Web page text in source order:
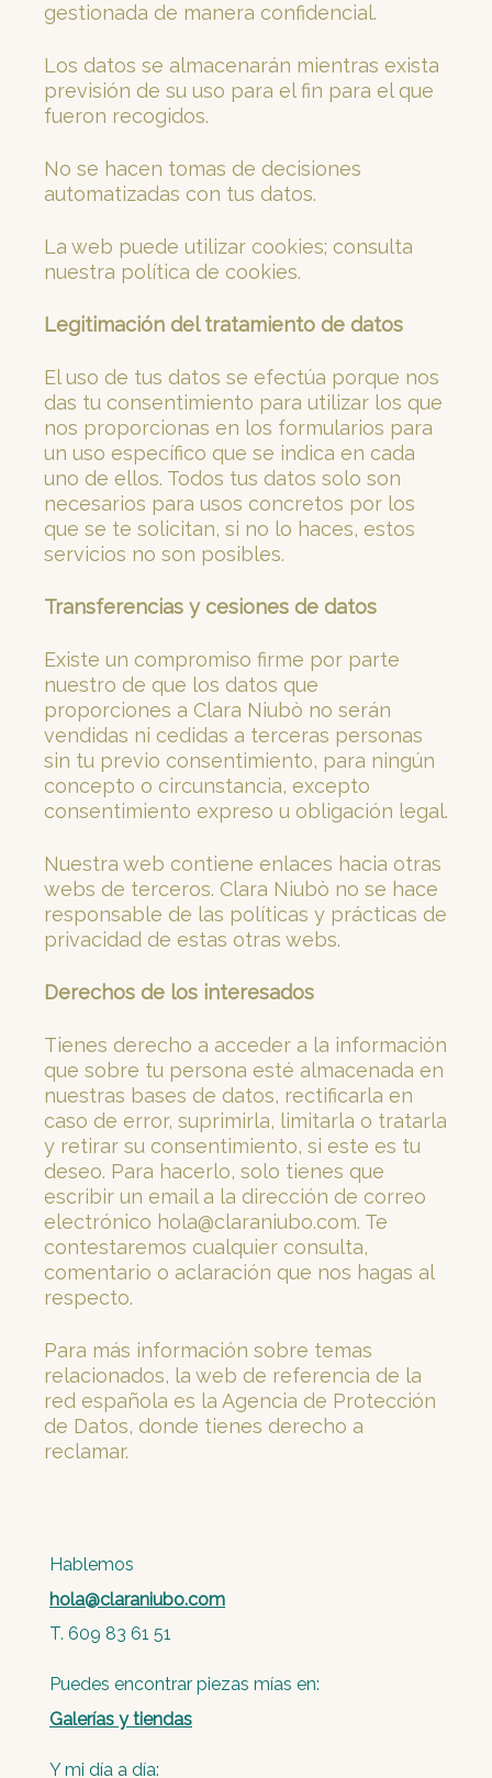
gestionada de manera confidencial.
Los datos se almacenarán mientras exista
previsión de su uso para el fin para el que
fueron recogidos.
No se hacen tomas de decisiones
automatizadas con tus datos.
La web puede utilizar cookies; consulta
nuestra política de cookies.
Legitimación del tratamiento de datos
El uso de tus datos se efectúa porque nos
das tu consentimiento para utilizar los que
nos proporcionas en los formularios para
un uso específico que se indica en cada
uno de ellos. Todos tus datos solo son
necesarios para usos concretos por los
que se te solicitan, si no lo haces, estos
servicios no son posibles.
Transferencias y cesiones de datos
Existe un compromiso firme por parte
nuestro de que los datos que
proporciones a Clara Niubò no serán
vendidas ni cedidas a terceras personas
sin tu previo consentimiento, para ningún
concepto o circunstancia, excepto
consentimiento expreso u obligación legal.
Nuestra web contiene enlaces hacia otras
webs de terceros. Clara Niubò no se hace
responsable de las políticas y prácticas de
privacidad de estas otras webs.
Derechos de los interesados
Tienes derecho a acceder a la información
que sobre tu persona esté almacenada en
nuestras bases de datos, rectificarla en
caso de error, suprimirla, limitarla o tratarla
y retirar su consentimiento, si este es tu
deseo. Para hacerlo, solo tienes que
escribir un email a la dirección de correo
electrónico hola@claraniubo.com. Te
contestaremos cualquier consulta,
comentario o aclaración que nos hagas al
respecto.
Para más información sobre temas
relacionados, la web de referencia de la
red española es la Agencia de Protección
de Datos, donde tienes derecho a
reclamar.
Hablemos
hola@claraniubo.com
T. 609 83 61 51
Puedes encontrar piezas mías en:
Galerías y tiendas
Y mi día a día: